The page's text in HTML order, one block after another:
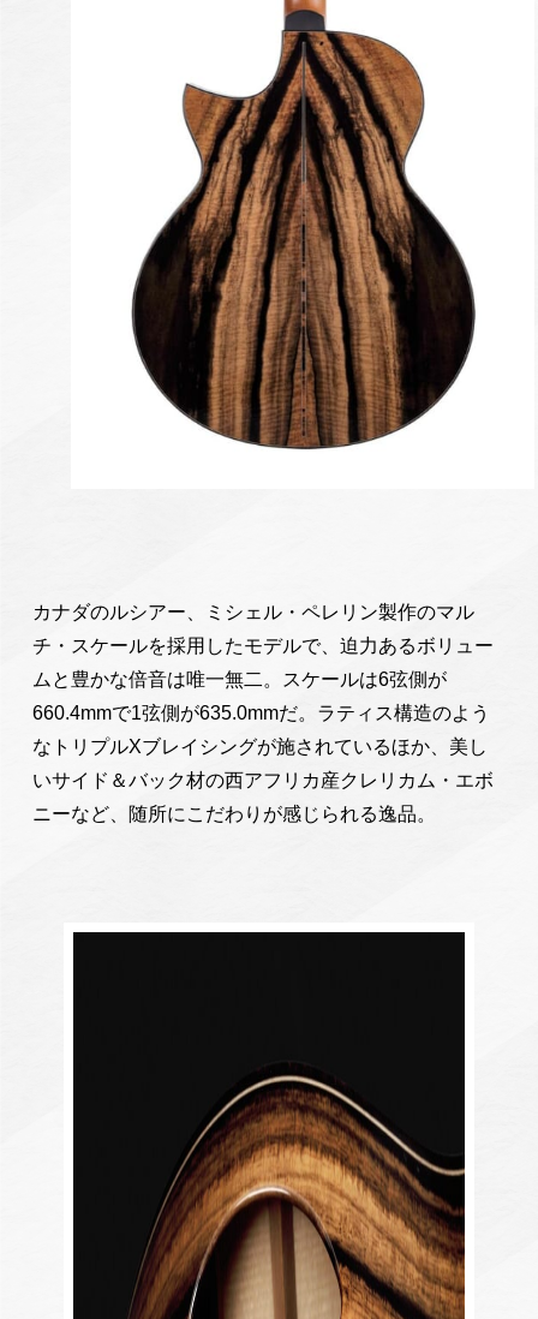
カナダのルシアー、ミシェル・ペレリン製作のマル
チ・スケールを採用したモデルで、迫力あるボリュー
ムと豊かな倍音は唯一無二。スケールは6弦側が
660.4mmで1弦側が635.0mmだ。ラティス構造のよう
なトリプルXブレイシングが施されているほか、美し
いサイド＆バック材の西アフリカ産クレリカム・エボ
ニーなど、随所にこだわりが感じられる逸品。